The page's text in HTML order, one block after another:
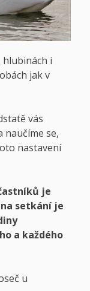
i
jak v
vás
naučíme se,
nastavení
je
setkání je
a každého
u